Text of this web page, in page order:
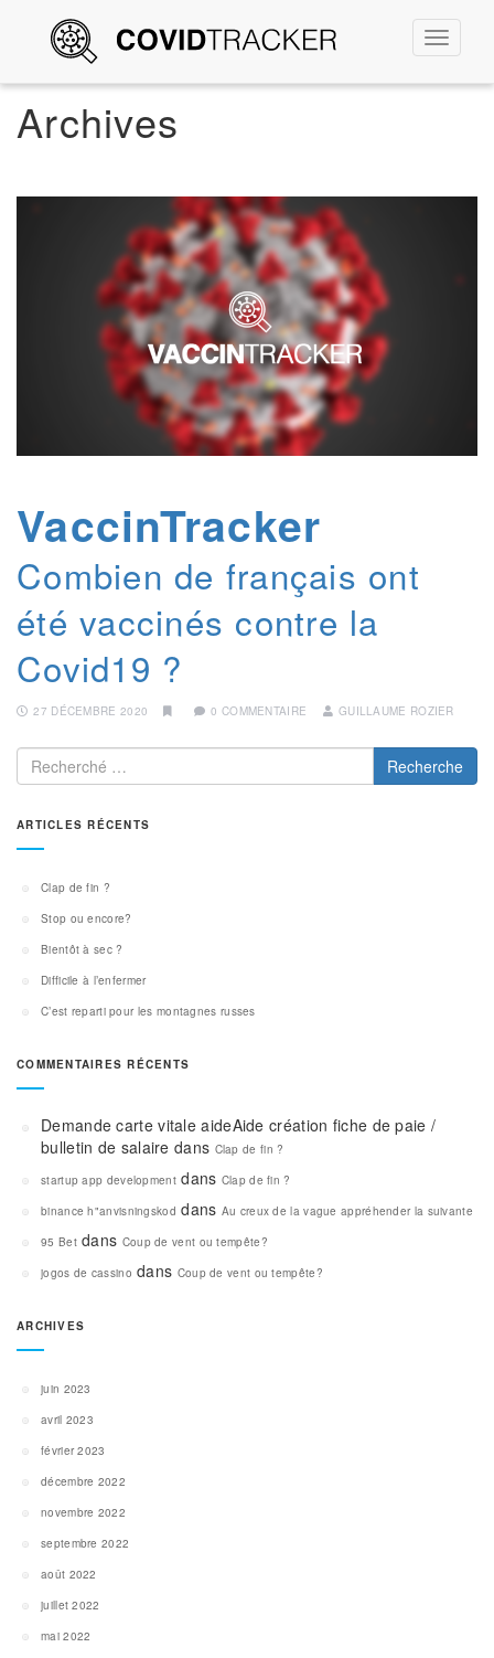
la
Archives
VaccinTracker
Combien de français ont
été vaccinés contre la
Covid19 ?
27 DÉCEMBRE 2020 0 COMMENTAIRE GUILLAUME ROZIER
Recherche
ARTICLES RÉCENTS
Clap de fin ?
Stop ou encore?
Bientôt à sec ?
Difficile à l’enfermer
C’est reparti pour les montagnes russes
COMMENTAIRES RÉCENTS
Demande carte vitale aideAide création fiche de paie /
bulletin de salaire dans Clap de fin ?
startup app developmentdans Clap de fin ?
binance h"anvisningskod dans Au creux de la vague appréhender la suivante
95 Betdans Coup de vent ou tempête?
jogos de cassino dans Coup de vent ou tempête?
ARCHIVES
juin 2023
avril 2023
février 2023
décembre 2022
novembre 2022
septembre 2022
août 2022
juillet 2022
mai 2022